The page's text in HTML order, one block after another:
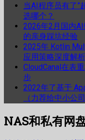
当AI程序员有了”
选哪个？
2026年2月国内
的亲身踩坑经验
2025年 Kotlin
应用策略深度解
CloudCanal在表
步
2022年了基于
（力荐给中小公司
NAS和私有网